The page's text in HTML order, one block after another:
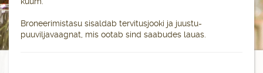
Broneerimistasu sisaldab tervitusjooki ja juustu-
puuviljavaagnat, mis ootab sind saabudes lauas.